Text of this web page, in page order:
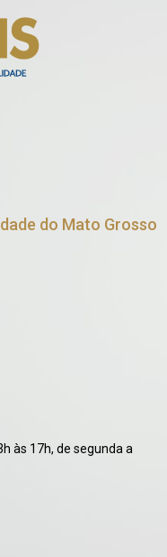
do Mato Grosso
às 17h, de segunda a